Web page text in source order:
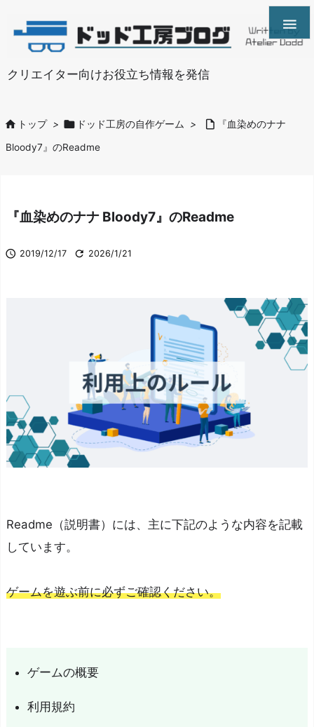
クリエイター向けお役立ち情報を発信

 トップ >  ドッド工房の自作ゲーム >  『血染めのナナ
Bloody7』のReadme
『血染めのナナ Bloody7』のReadme
 2019/12/17  2026/1/21
Readme（説明書）には、主に下記のような内容を記載
しています。
ゲームを遊ぶ前に必ずご確認ください。
ゲームの概要
利用規約